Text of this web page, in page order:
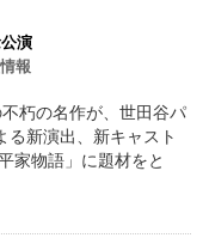
公演
報
朽の名作が、世田谷パ
る新演出、新キャスト
家物語」に題材をと